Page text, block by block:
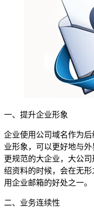
一、提升企业形象
企业使用公司域名作为
业形象，可以更好地与外
更规范的大企业，大公
绍资料的时候，会在无
用企业邮箱的好处之一。
二、业务连续性